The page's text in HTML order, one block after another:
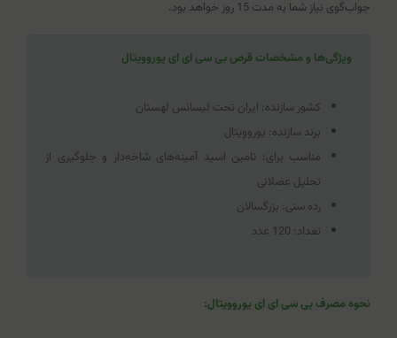
جواب‌گوی نیاز شما به مدت 15 روز خواهد بود.
ویژگی‌ها و مشخصات قرص بی سی ای ای یوروویتال
کشور سازنده: ایران تحت لیسانس لهستان
برند سازنده: یوروویتال
مناسب برای: تامین اسید آمینه‌های شاخه‌دار و جلوگیری از
تحلیل عضلانی
رده سنی: بزرگسالان
تعداد: 120 عدد
نحوه مصرف بی سی ای ای یوروویتال: